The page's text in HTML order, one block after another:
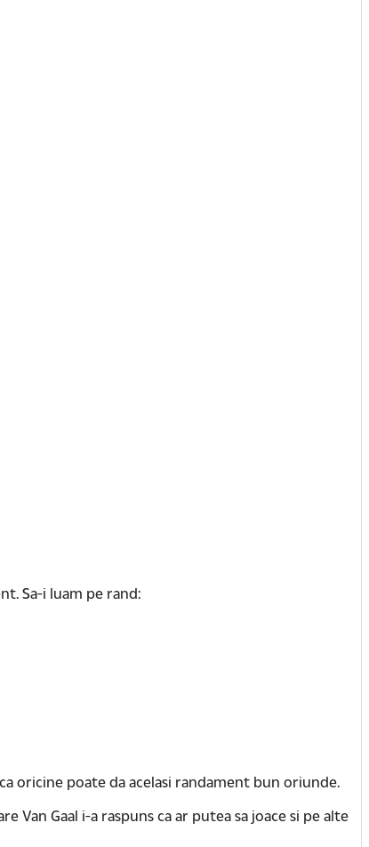
Sa-i luam pe rand:
oricine poate da acelasi randament bun oriunde.
Van Gaal i-a raspuns ca ar putea sa joace si pe alte